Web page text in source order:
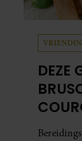
VRIENDIN
DEZE
JE